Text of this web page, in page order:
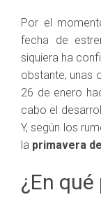
Por el
fecha de
siquiera ha
obstante, unas
26 de enero
cabo el
Y, según los
la primavera
¿En